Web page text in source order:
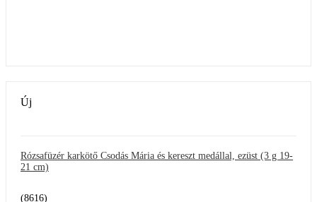
Új
Rózsafüzér karkötő Csodás Mária és kereszt medállal, ezüst (3 g 19-
21 cm)
(8616)